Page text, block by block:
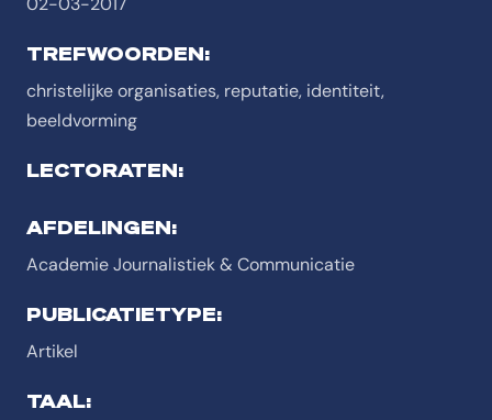
TREFWOORDEN:
christelijke organisaties, reputatie, identiteit,
beeldvorming
LECTORATEN:
AFDELINGEN:
Academie Journalistiek & Communicatie
PUBLICATIETYPE:
Artikel
TAAL: